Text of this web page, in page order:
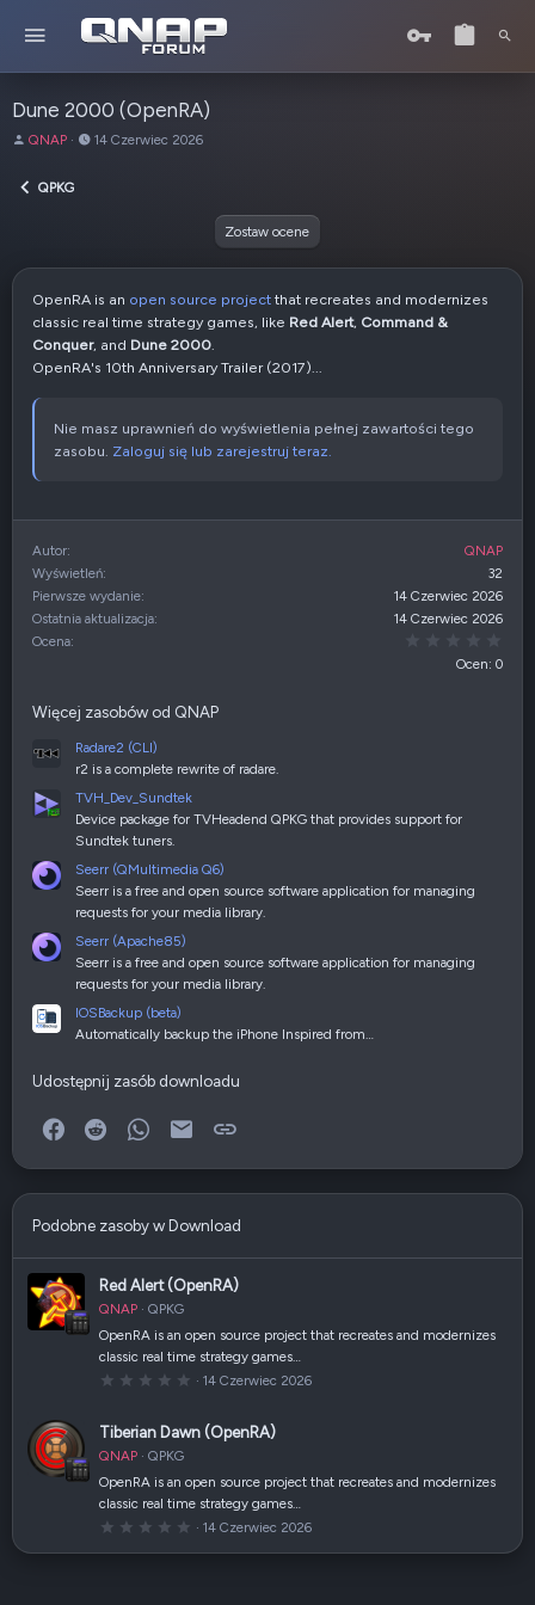
Dune 2000 (OpenRA)
A
t
QNAP
D
w
z
e
n
14 Czerwiec 2026
QPKG
Zostaw ocene
OpenRA is an open source project that recreates and modernizes
classic real time strategy games, like Red Alert, Command &
Conquer, and Dune 2000
OpenRA's 10th Anniversary Trailer (2017)...
Nie masz uprawnień do wyświetlenia pełnej zawartości tego
zasobu. Zaloguj się lub zarejestruj teraz.
Autor
QNAP
Wyświetleń
32
Pierwsze wydanie
14 Czerwiec 2026
Ostatnia aktualizacja
14 Czerwiec 2026
Ocena
Ocen: 0
Więcej zasobów od QNAP
Radare2 (CLI)
r2 is a complete rewrite of radare.
TVH_Dev_Sundtek
Device package for TVHeadend QPKG that provides support for
Sundtek tuners.
Seerr (QMultimedia Q6)
Seerr is a free and open source software application for managing
requests for your media library.
Seerr (Apache85)
Seerr is a free and open source software application for managing
requests for your media library.
IOSBackup (beta)
Automatically backup the iPhone Inspired from…
Udostępnij zasób downloadu
Facebook
Reddit WhatsApp
E-mail
Podobne zasoby w Download
Red Alert (OpenRA)
QNAP
QPKG
OpenRA is an open source project that recreates and modernizes
classic real time strategy games…
0
g
a
z
d
(
14 Czerwiec 2026
Tiberian Dawn (OpenRA)
QNAP
QPKG
OpenRA is an open source project that recreates and modernizes
classic real time strategy games…
0
0
14 Czerwiec 2026